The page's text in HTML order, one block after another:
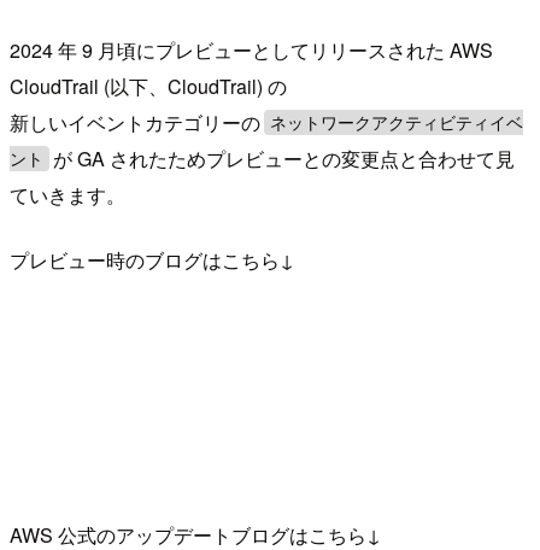
2024 年 9 月頃にプレビューとしてリリースされた AWS
CloudTrail (以下、CloudTrail) の
新しいイベントカテゴリーの ネットワークアクティビティイベ
ント
が GA されたためプレビューとの変更点と合わせて見
ていきます。
プレビュー時のブログはこちら↓
AWS 公式のアップデートブログはこちら↓